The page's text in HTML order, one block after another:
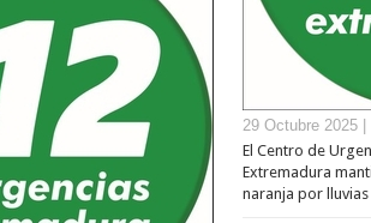
29 Octubre 2025
El Centro de
Extremadura
naranja por